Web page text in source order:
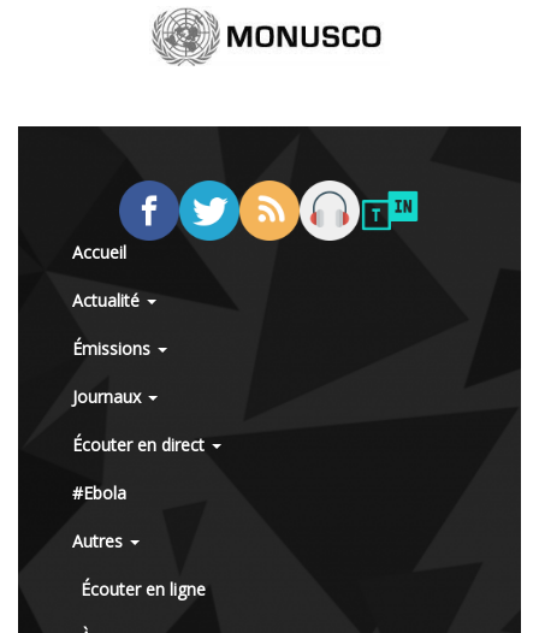
Accueil
Actualité
Émissions
Journaux
Écouter en direct
#Ebola
Autres
Écouter en ligne